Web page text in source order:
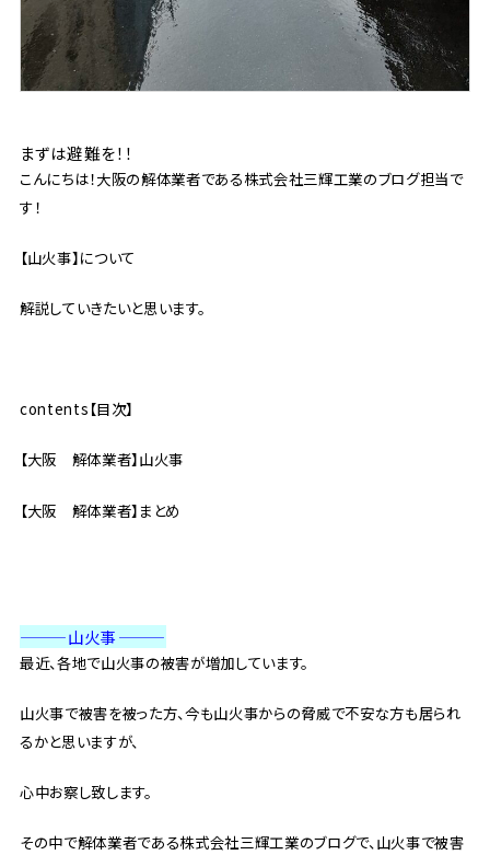
まずは避難を！！
こんにちは！大阪の解体業者である株式会社三輝工業のブログ担当で
す！
【山火事】について
解説していきたいと思います。
contents【目次】
【大阪 解体業者】山火事
【大阪 解体業者】まとめ
———山火事———
最近、各地で山火事の被害が増加しています。
山火事で被害を被った方、今も山火事からの脅威で不安な方も居られ
るかと思いますが、
心中お察し致します。
その中で解体業者である株式会社三輝工業のブログで、山火事で被害